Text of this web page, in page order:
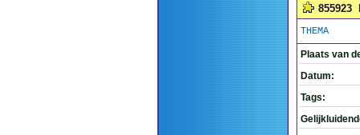
855923
THEMA
Plaats van
Datum:
Tags: